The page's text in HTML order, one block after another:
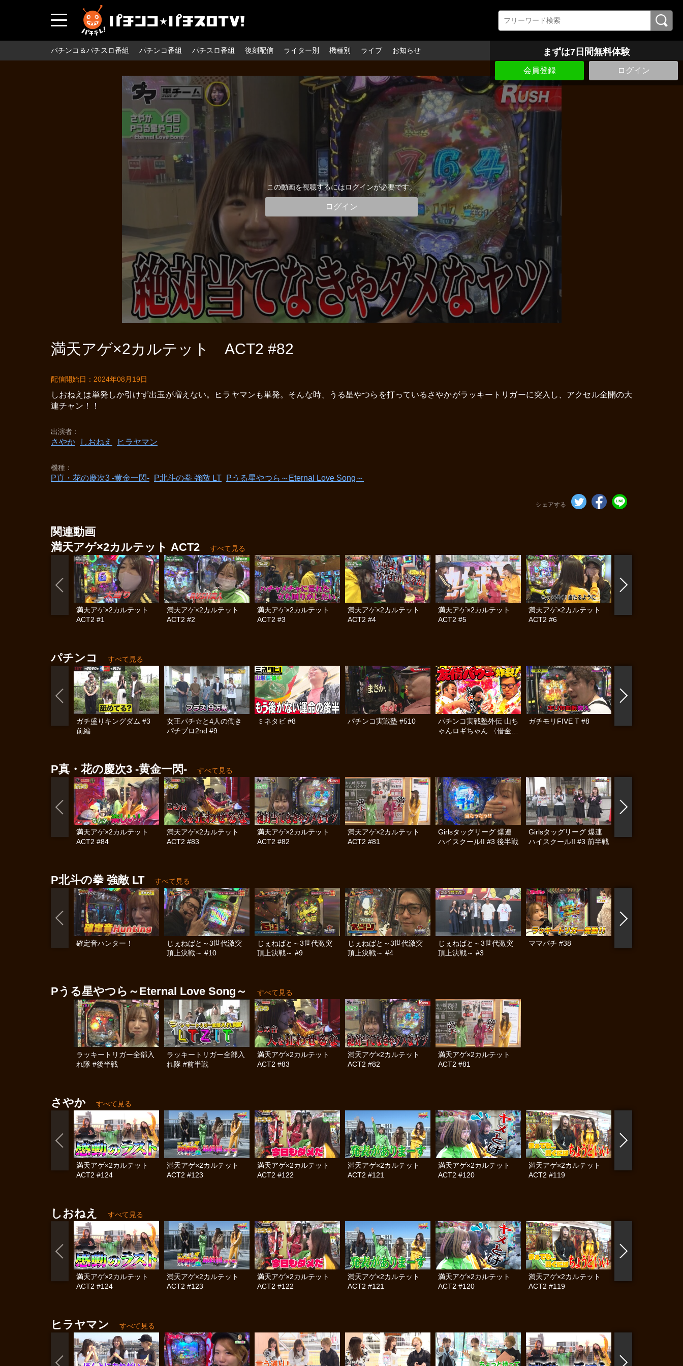
パチンコ＆パチスロ番組 パチンコ番組 パチスロ番組 復刻配信 ライター別 機種別 ライブ お知らせ まずは7日間無料体験
会員登録 ログイン
この動画を視聴するにはログインが必要です。
ログイン
満天アゲ×2カルテット ACT2 #82
配信開始日：2024年08月19日
しおねえは単発しか引けず出玉が増えない。ヒラヤマンも単発。そんな時、うる星やつらを打っているさやかがラッキートリガーに突入し、アクセル全開の大
連チャン！！
出演者
さやか しおねえ ヒラヤマン
機種
P真・花の慶次3 ‐黄金一閃‐ P北斗の拳 強敵 LT Pうる星やつら～Eternal Love Song～
シェアする
関連動画
満天アゲ×2カルテット ACT2
すべて見る
満天アゲ×2カルテット
ACT2 #1
満天アゲ×2カルテット
ACT2 #2
満天アゲ×2カルテット
ACT2 #3
満天アゲ×2カルテット
ACT2 #4
満天アゲ×2カルテット
ACT2 #5
満天アゲ×2カルテット
ACT2 #6
パチンコ すべて見る
ガチ盛りキングダム #3
前編
女王パチ☆と4人の働き
パチプロ2nd #9
ミネタビ #8 パチンコ実戦塾 #510
パチンコ実戦塾外伝 山ち
ゃんロギちゃん 〈借金返
ガチモリFIVE T #8
P真・花の慶次3 ‐黄金一閃‐ すべて見る
満天アゲ×2カルテット
ACT2 #84
満天アゲ×2カルテット
ACT2 #83
満天アゲ×2カルテット
ACT2 #82
満天アゲ×2カルテット
ACT2 #81
Girlsタッグリーグ 爆連
ハイスクールII #3 後半戦
Girlsタッグリーグ 爆連
ハイスクールII #3 前半戦
P北斗の拳 強敵 LT すべて見る
確定音ハンター！
じぇねばと～3世代激突
頂上決戦～ #10
じぇねばと～3世代激突
頂上決戦～ #9
じぇねばと～3世代激突
頂上決戦～ #4
じぇねばと～3世代激突
頂上決戦～ #3
ママパチ #38
Pうる星やつら～Eternal Love Song～ すべて見る
ラッキートリガー全部入
れ隊 #後半戦
ラッキートリガー全部入
れ隊 #前半戦
満天アゲ×2カルテット
ACT2 #83
満天アゲ×2カルテット
ACT2 #82
満天アゲ×2カルテット
ACT2 #81
さやか すべて見る
満天アゲ×2カルテット
ACT2 #124
満天アゲ×2カルテット
ACT2 #123
満天アゲ×2カルテット
ACT2 #122
満天アゲ×2カルテット
ACT2 #121
満天アゲ×2カルテット
ACT2 #120
満天アゲ×2カルテット
ACT2 #119
しおねえ すべて見る
満天アゲ×2カルテット
ACT2 #124
満天アゲ×2カルテット
ACT2 #123
満天アゲ×2カルテット
ACT2 #122
満天アゲ×2カルテット
ACT2 #121
満天アゲ×2カルテット
ACT2 #120
満天アゲ×2カルテット
ACT2 #119
ヒラヤマン すべて見る